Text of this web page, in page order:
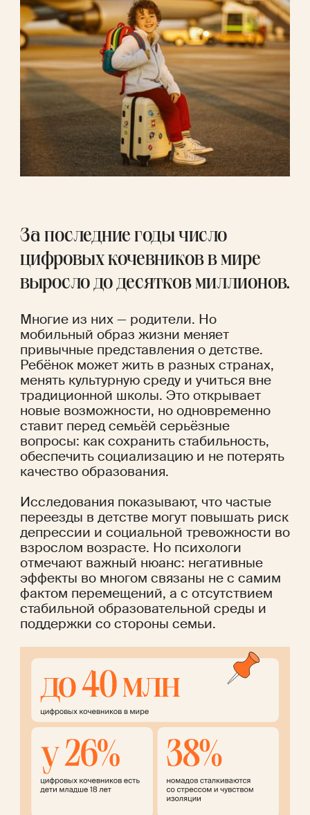
За последние годы число
цифровых кочевников в мире
Многие из них — родители. Но
мобильный образ жизни меняет
привычные представления о детстве.
Ребёнок может жить в разных странах,
менять культурную среду и учиться вне
традиционной школы. Это открывает
новые возможности, но одновременно
ставит перед семьёй серьёзные
вопросы: как сохранить стабильность,
обеспечить социализацию и не потерять
качество образования.
Исследования показывают, что частые
переезды в детстве могут повышать риск
депрессии и социальной тревожности во
взрослом возрасте. Но психологи
отмечают важный нюанс: негативные
эффекты во многом связаны не с самим
фактом перемещений, а с отсутствием
стабильной образовательной среды и
поддержки со стороны семьи.